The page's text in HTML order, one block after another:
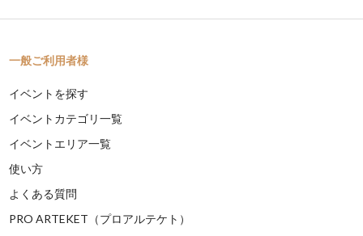
一般ご利用者様
イベントを探す
イベントカテゴリ一覧
イベントエリア一覧
使い方
よくある質問
PRO ARTEKET（プロアルテケト）